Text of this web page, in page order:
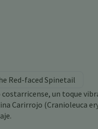
Red-faced Spinetail
un toque
Carirrojo (Cranioleuca